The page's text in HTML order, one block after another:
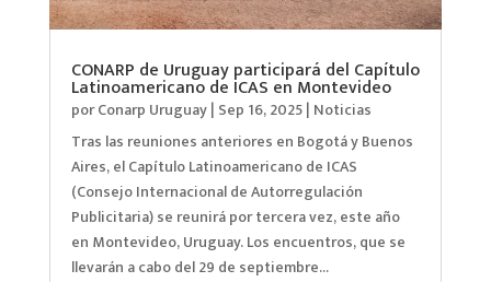
CONARP de Uruguay participará del Capítulo
Latinoamericano de ICAS en Montevideo
porConarp Uruguay| Sep 16, 2025| Noticias
Tras las reuniones anteriores en Bogotá y Buenos
Aires, el Capítulo Latinoamericano de ICAS
(Consejo Internacional de Autorregulación
Publicitaria) se reunirá por tercera vez, este año
en Montevideo, Uruguay. Los encuentros, que se
llevarán a cabo del 29 de septiembre...